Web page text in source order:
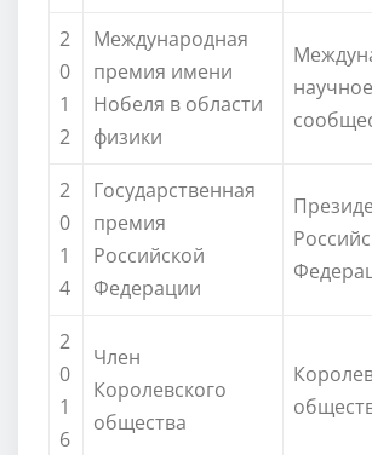
2
0
1
2
Международная
премия имени
Нобеля в области
физики
научное
2
0
1
4
Государственная
премия
Российской
Федерации
2
0
1
6
Член
Королевского
общества